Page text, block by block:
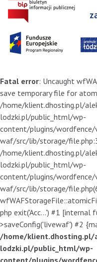
Fatal error: Uncaught
save temporary file for
/home/klient.dhosting.pl/
lodzki.pl/public_html/wp-
content/plugins/
waf/src/lib/storage/
/home/klient.dhosting.pl/
lodzki.pl/public_html/wp-
content/plugins/
waf/src/lib/storage/
php exit('Acc...') #1 [internal
>saveConfig('livewaf') #2
/home/klient.dhosting.pl/
lodzki.pl/public_html/wp-
content/plugins/